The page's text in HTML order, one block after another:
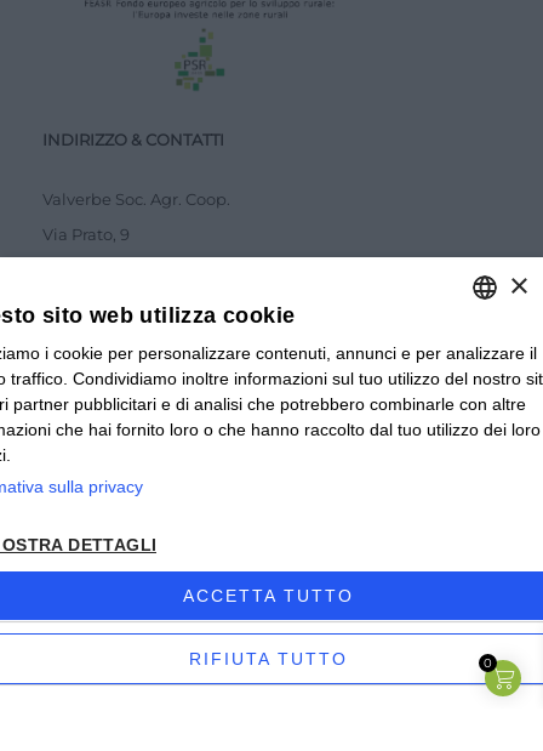
INDIRIZZO & CONTATTI
Valverbe Soc. Agr. Coop.
Via Prato, 9
Tel.
0175 978276
ISCRIZIONE NEWSLETTER
INVIA
ACQUISTA 0
ITALIAN
FRENCH
×
sito web utilizza cookie
i cookie per personalizzare contenuti, annunci e per analizzare il
traffico. Condividiamo inoltre informazioni sul tuo utilizzo del nostro
partner pubblicitari e di analisi che potrebbero combinarle con altre
che hai fornito loro o che hanno raccolto dal tuo utilizzo dei loro
sulla privacy
DETTAGLI
ACCETTA TUTTO
RIFIUTA TUTTO